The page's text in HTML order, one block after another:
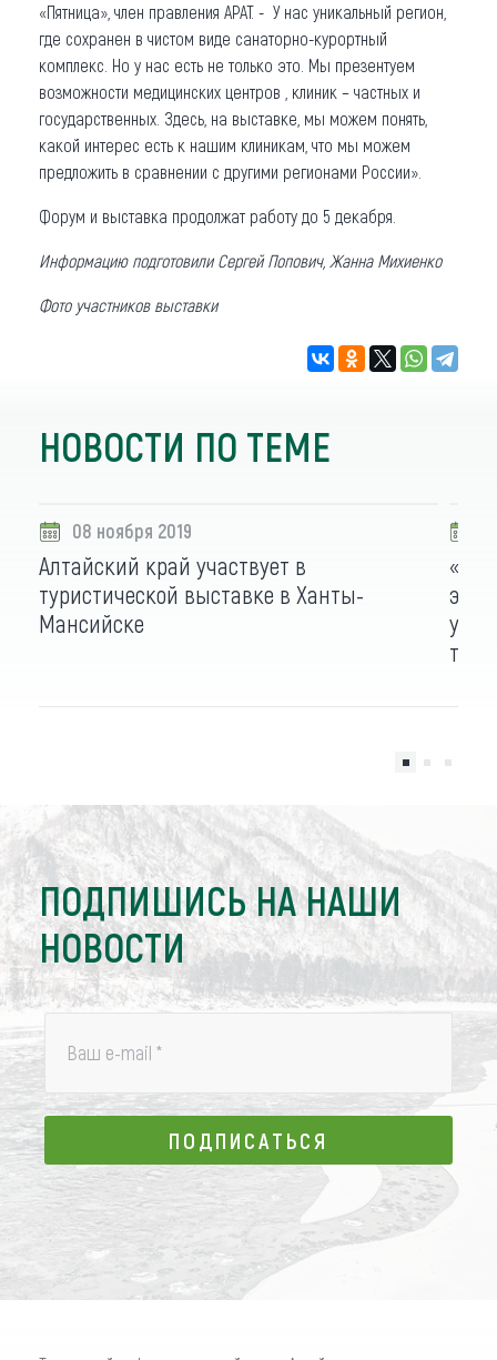
«Пятница», член правления АРАТ. - У нас уникальный регион,
где сохранен в чистом виде санаторно-курортный
комплекс. Но у нас есть не только это. Мы презентуем
возможности медицинских центров , клиник – частных и
государственных. Здесь, на выставке, мы можем понять,
какой интерес есть к нашим клиникам, что мы можем
предложить в сравнении с другими регионами России».
Форум и выставка продолжат работу до 5 декабря.
Информацию подготовили Сергей Попович, Жанна Михиенко
Фото участников выставки
НОВОСТИ ПО ТЕМЕ
08 ноября 2019
Алтайский край участвует в
туристической выставке в Ханты-
Мансийске
ПОДПИШИСЬ НА НАШИ
НОВОСТИ
Ваш e-mail *
ПОДПИСАТЬСЯ
ПОДПИСАТЬСЯ